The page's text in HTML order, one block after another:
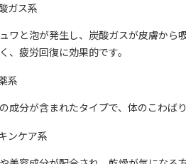
ガス系
ワと泡が発生し、炭酸ガスが皮膚から
、疲労回復に効果的です。
系
成分が含まれたタイプで、体のこわば
ンケア系